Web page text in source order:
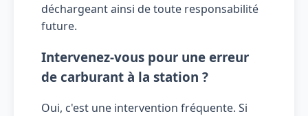
déchargeant ainsi de toute responsabilité
future.
Intervenez-vous pour une erreur
de carburant à la station ?
Oui, c'est une intervention fréquente. Si